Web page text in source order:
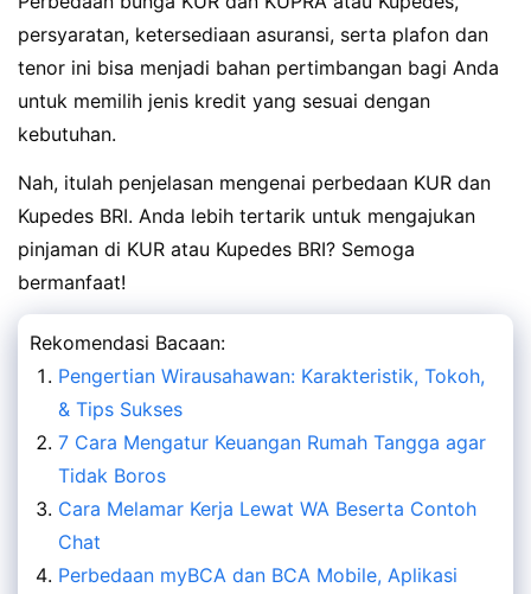
persyaratan, ketersediaan asuransi, serta plafon dan
tenor ini bisa menjadi bahan pertimbangan bagi Anda
untuk memilih jenis kredit yang sesuai dengan
kebutuhan.
Nah, itulah penjelasan mengenai perbedaan KUR dan
Kupedes BRI. Anda lebih tertarik untuk mengajukan
pinjaman di KUR atau Kupedes BRI? Semoga
bermanfaat!
Rekomendasi Bacaan:
Pengertian Wirausahawan: Karakteristik, Tokoh,
& Tips Sukses
7 Cara Mengatur Keuangan Rumah Tangga agar
Tidak Boros
Cara Melamar Kerja Lewat WA Beserta Contoh
Chat
Perbedaan myBCA dan BCA Mobile, Aplikasi